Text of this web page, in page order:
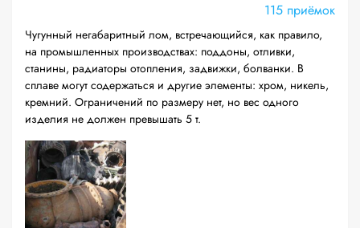
115 приёмок
Чугунный негабаритный лом, встречающийся, как правило,
на промышленных производствах: поддоны, отливки,
станины, радиаторы отопления, задвижки, болванки. В
сплаве могут содержаться и другие элементы: хром, никель,
кремний. Ограничений по размеру нет, но вес одного
изделия не должен превышать 5 т.